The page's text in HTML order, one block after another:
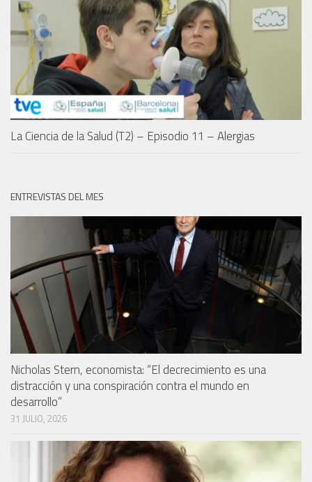
La Ciencia de la Salud (T2) – Episodio 11 – Alergias
ENTREVISTAS DEL MES
Nicholas Stern, economista: “El decrecimiento es una
distracción y una conspiración contra el mundo en
desarrollo”
31 JULIO, 2026